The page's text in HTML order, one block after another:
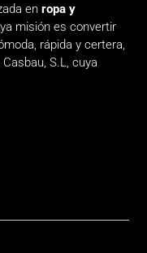
enropa y
misión es convertir
rápida y certera,
S.L, cuya